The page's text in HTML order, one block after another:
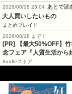
2026/08/08 23:04 あとで読
大人買いしたいもの
まとめブレイド
2026/08/18 まで！
[PR] 【最大50%OFF】
念フェア『人質生活から
Kindleストア